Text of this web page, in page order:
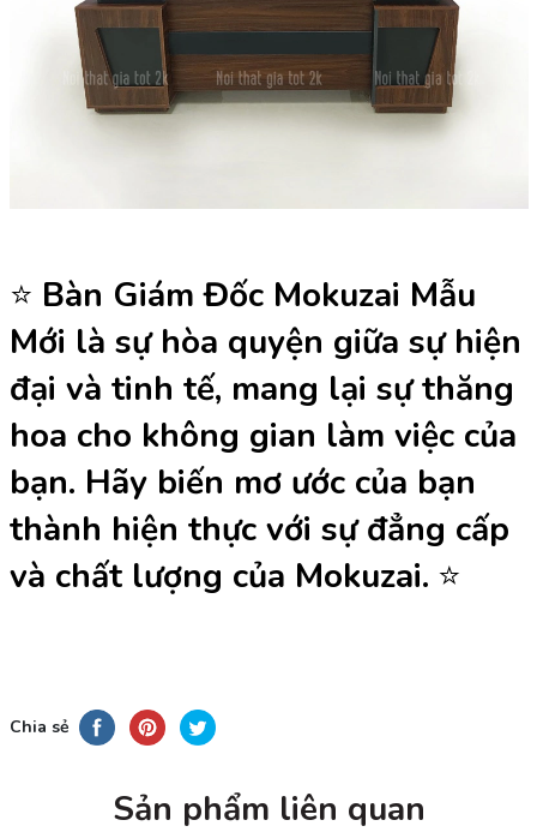
⭐️ Bàn Giám Đốc Mokuzai Mẫu
Mới là sự hòa quyện giữa sự hiện
đại và tinh tế, mang lại sự thăng
hoa cho không gian làm việc của
bạn. Hãy biến mơ ước của bạn
thành hiện thực với sự đẳng cấp
và chất lượng của Mokuzai. ⭐️
Chia sẻ
Sản phẩm liên quan